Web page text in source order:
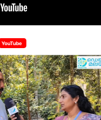
YouTube